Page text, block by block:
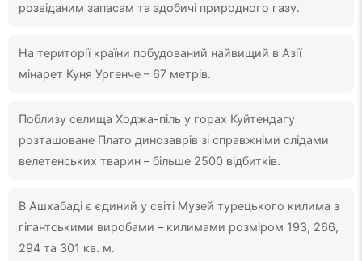
розвіданим запасам та здобичі природного газу.
На території країни побудований найвищий в Азії
мінарет Куня Ургенче – 67 метрів.
Поблизу селища Ходжа-піль у горах Куйтендагу
розташоване Плато динозаврів зі справжніми слідами
велетенських тварин – більше 2500 відбитків.
В Ашхабаді є єдиний у світі Музей турецького килима з
гігантськими виробами – килимами розміром 193, 266,
294 та 301 кв. м.